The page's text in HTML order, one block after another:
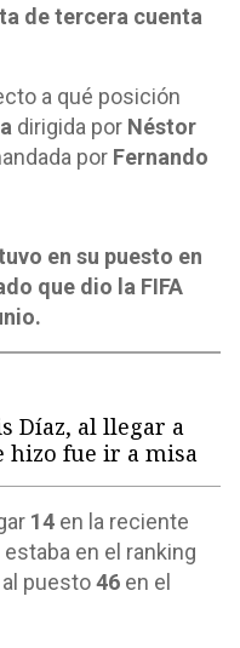
de tercera cuenta
a qué posición
dirigida por Néstor
por Fernando
en su puesto en
que dio la FIFA
Díaz, al llegar a
hizo fue ir a misa
14 en la reciente
estaba en el ranking
puesto46 en el